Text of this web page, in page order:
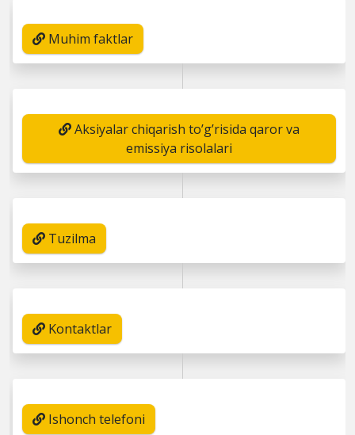
Muhim faktlar
Aksiyalar chiqarish to’g’risida qaror va
emissiya risolalari
Tuzilma
Kontaktlar
Ishonch telefoni